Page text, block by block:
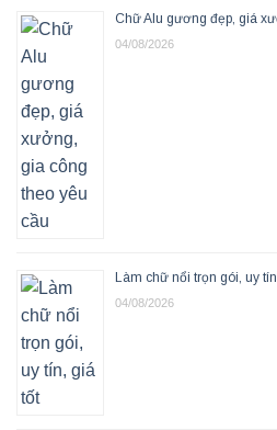
Chữ Alu gương đẹp, giá
04/08/2026
Làm chữ nổi trọn gói, uy
04/08/2026